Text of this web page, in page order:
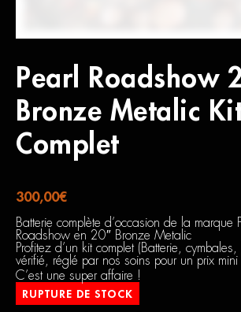
Pearl Roadshow
Bronze Metalic
Complet
300,00€
Batterie complète d’occasion de la marque
Roadshow en 20″ Bronze Metalic
Profitez d’un kit complet (Batterie,
vérifié, réglé par nos soins pour un prix mini
C’est une super affaire !
RUPTURE DE STOCK